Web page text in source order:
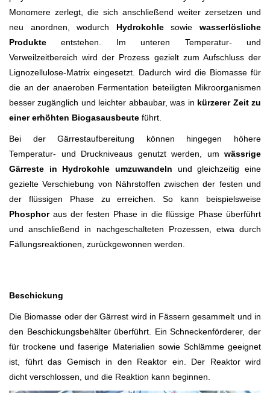
Monomere zerlegt, die sich anschließend weiter zersetzen und
neu anordnen, wodurch Hydrokohlesowiewasserlösliche
Produkte entstehen. Im unteren Temperatur- und
Verweilzeitbereich wird der Prozess gezielt zum Aufschluss der
Lignozellulose-Matrix eingesetzt. Dadurch wird die Biomasse für
die an der anaeroben Fermentation beteiligten Mikroorganismen
besser zugänglich und leichter abbaubar, was in kürzerer Zeit zu
einer erhöhten Biogasausbeute führt.
Bei der Gärrestaufbereitung können hingegen höhere
Temperatur- und Druckniveaus genutzt werden, um wässrige
Gärreste in Hydrokohle umzuwandeln und gleichzeitig eine
gezielte Verschiebung von Nährstoffen zwischen der festen und
der flüssigen Phase zu erreichen. So kann beispielsweise
Phosphoraus der festen Phase in die flüssige Phase überführt
und anschließend in nachgeschalteten Prozessen, etwa durch
Fällungsreaktionen, zurückgewonnen werden.
Beschickung
Die Biomasse oder der Gärrest wird in Fässern gesammelt und in
den Beschickungsbehälter überführt. Ein Schneckenförderer, der
für trockene und faserige Materialien sowie Schlämme geeignet
ist, führt das Gemisch in den Reaktor ein. Der Reaktor wird
dicht verschlossen, und die Reaktion kann beginnen.